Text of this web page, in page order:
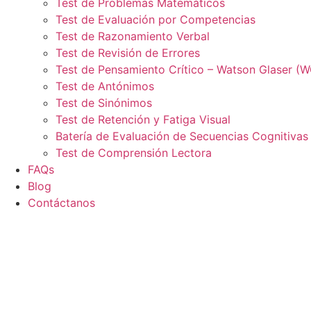
Test de Problemas Matemáticos
Test de Evaluación por Competencias
Test de Razonamiento Verbal
Test de Revisión de Errores
Test de Pensamiento Crítico – Watson Glaser
Test de Antónimos
Test de Sinónimos
Test de Retención y Fatiga Visual
Batería de Evaluación de Secuencias Cognitivas
Test de Comprensión Lectora
FAQs
Blog
Contáctanos